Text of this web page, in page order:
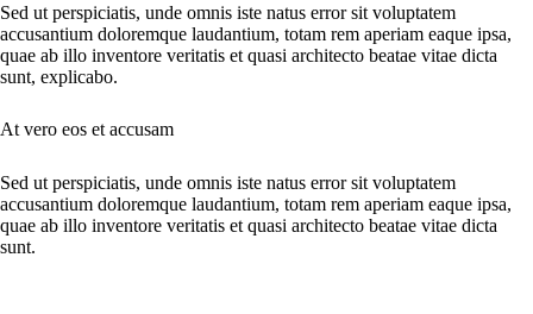
Sed ut perspiciatis, unde omnis iste natus error sit voluptatem
accusantium doloremque laudantium, totam rem aperiam eaque ipsa,
quae ab illo inventore veritatis et quasi architecto beatae vitae dicta
sunt, explicabo.
At vero eos et accusam
Sed ut perspiciatis, unde omnis iste natus error sit voluptatem
accusantium doloremque laudantium, totam rem aperiam eaque ipsa,
quae ab illo inventore veritatis et quasi architecto beatae vitae dicta
sunt.